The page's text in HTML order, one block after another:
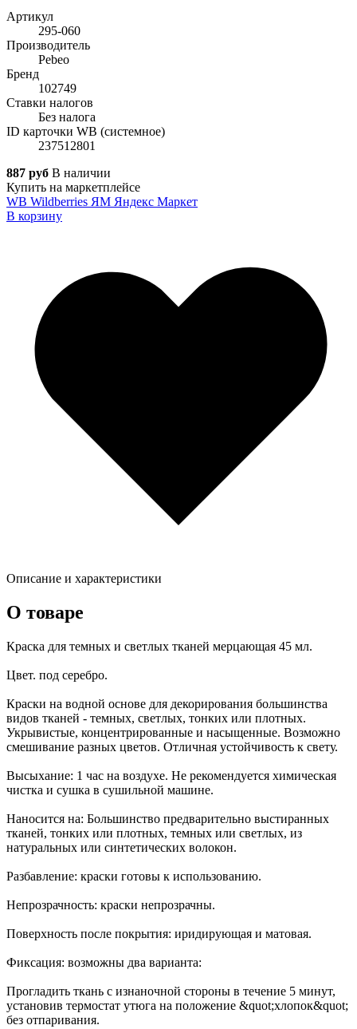
Артикул
295-060
Производитель
Pebeo
Бренд
102749
Ставки налогов
Без налога
ID карточки WB (системное)
237512801
887 руб В наличии
Купить на маркетплейсе
WB Wildberries ЯМ Яндекс Маркет
В корзину
Описание и характеристики
О товаре
Краска для темных и светлых тканей мерцающая 45 мл.
Цвет. под серебро.
Краски на водной основе для декорирования большинства
видов тканей - темных, светлых, тонких или плотных.
Укрывистые, концентрированные и насыщенные. Возможно
смешивание разных цветов. Отличная устойчивость к свету.
Высыхание: 1 час на воздухе. Не рекомендуется химическая
чистка и сушка в сушильной машине.
Наносится на: Большинство предварительно выстиранных
тканей, тонких или плотных, темных или светлых, из
натуральных или синтетических волокон.
Разбавление: краски готовы к использованию.
Непрозрачность: краски непрозрачны.
Поверхность после покрытия: иридирующая и матовая.
Фиксация: возможны два варианта:
Прогладить ткань с изнаночной стороны в течение 5 минут,
установив термостат утюга на положение &quot;хлопок&quot;
без отпаривания.